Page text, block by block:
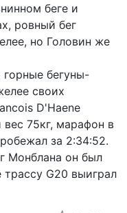
беге и
ровный бег
но Головин же
бегуны-
своих
D'Haene
75кг, марафон в
за 2:34:52.
Монблана он был
G20 выиграл